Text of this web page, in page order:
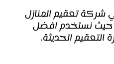
شركة تعقيم المنازل
بنسبة ٩٩.٩% حيث نستخدم افضل
التعقيم الحديثة.